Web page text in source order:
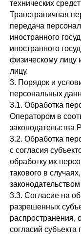
технических
Трансграничная
передача
иностранного
иностранного
физическому лицу
лицу.
3. Порядок и
персональных
3.1. Обработка
Оператором в
законодательства
3.2. Обработка
с согласия
обработку их
такового в
3.3. Согласие на
разрешенных
распространения,
согласий